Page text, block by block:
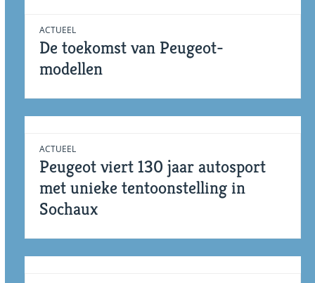
De toekomst van Peugeot-
modellen
ACTUEEL
Peugeot viert 130 jaar autosport
met unieke tentoonstelling in
Sochaux
ACTUEEL